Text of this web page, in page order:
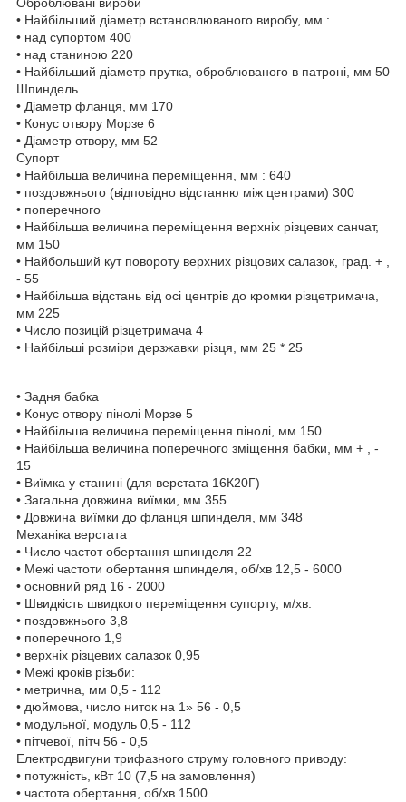
• Найбільший діаметр встановлюваного виробу, мм :
• над супортом 400
• над станиною 220
• Найбільший діаметр прутка, оброблюваного в патроні, мм 50
Шпиндель
• Діаметр фланця, мм 170
• Конус отвору Морзе 6
• Діаметр отвору, мм 52
Супорт
• Найбільша величина переміщення, мм : 640
• поздовжнього (відповідно відстанню між центрами) 300
• поперечного
• Найбільша величина переміщення верхніх різцевих санчат,
мм 150
• Найбольший кут повороту верхних різцових салазок, град. + ,
- 55
• Найбільша відстань від осі центрів до кромки різцетримача,
мм 225
• Число позицій різцетримача 4
• Найбільші розміри дерзжавки різця, мм 25 * 25
• Задня бабка
• Конус отвору пінолі Морзе 5
• Найбільша величина переміщення пінолі, мм 150
• Найбільша величина поперечного зміщення бабки, мм + , -
15
• Виїмка у станині (для верстата 16К20Г)
• Загальна довжина виїмки, мм 355
• Довжина виїмки до фланця шпинделя, мм 348
Механіка верстата
• Число частот обертання шпинделя 22
• Межі частоти обертання шпинделя, об/хв 12,5 - 6000
• основний ряд 16 - 2000
• Швидкість швидкого переміщення супорту, м/хв:
• поздовжнього 3,8
• поперечного 1,9
• верхніх різцевих салазок 0,95
• Межі кроків різьби:
• метрична, мм 0,5 - 112
• дюймова, число ниток на 1» 56 - 0,5
• модульної, модуль 0,5 - 112
• пітчевої, пітч 56 - 0,5
Електродвигуни трифазного струму головного приводу:
• потужність, кВт 10 (7,5 на замовлення)
• частота обертання, об/хв 1500